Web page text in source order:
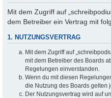
Mit dem Zugriff auf
dem Betreiber ein Vertrag mit
1. NUTZUNGSVERTRAG
Mit dem Zugriff auf
mit dem Betreiber des Boards
Regelungen einverstanden.
Wenn du mit diesen
die Nutzung des Boards gelten
Der Nutzungsvertrag wird auf